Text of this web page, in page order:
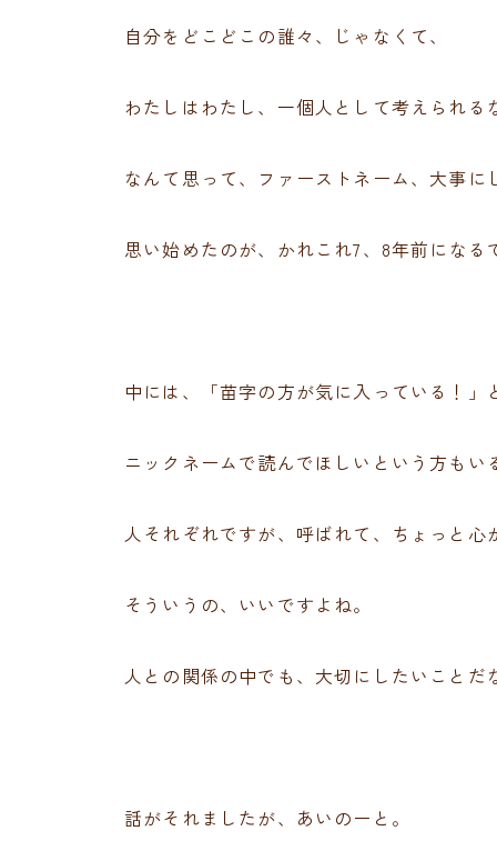
自分をどこどこの誰々、じゃなくて、
わたしはわたし、一個人として考えられる
なんて思って、ファーストネーム、大事に
思い始めたのが、かれこれ7、8年前になる
中には、「苗字の方が気に入っている！」
ニックネームで読んでほしいという方もい
人それぞれですが、呼ばれて、ちょっと心
そういうの、いいですよね。
人との関係の中でも、大切にしたいことだ
話がそれましたが、あいのーと。